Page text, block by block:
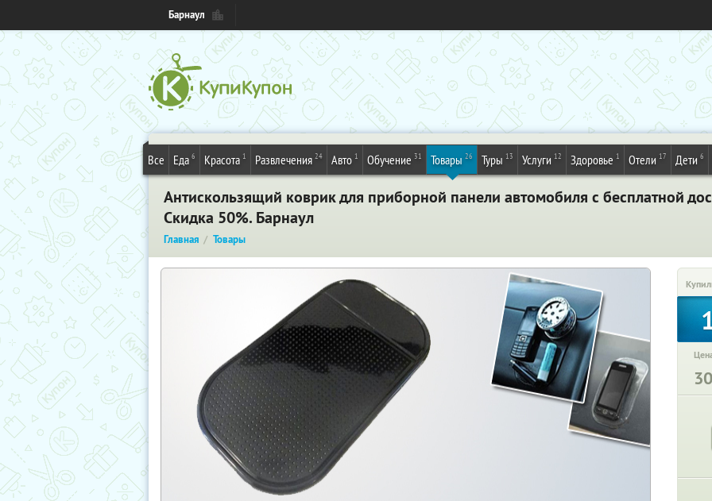
Барнаул
Все Еда 6 Красота 1 Развлечения 24 Авто 1 Обучение 31 Товары 26 Туры 13 Услуги 12 Здоровье 1 Отели 17 Дети 6
Антискользящий коврик для приборной панели автомобиля с бесплатной
Скидка 50%. Барнаул
Главная Товары